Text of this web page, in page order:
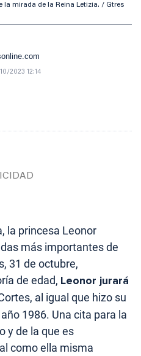
la mirada de la Reina Letizia. / Gtres
2023 12:14
la princesa Leonor
más importantes de
31 de octubre,
de edad, Leonor jurará
al igual que hizo su
1986. Una cita para la
y de la que es
como ella misma